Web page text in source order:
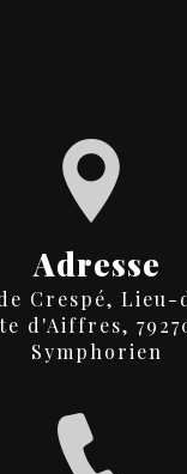
Adresse
d'Aiffres,
Symphorien